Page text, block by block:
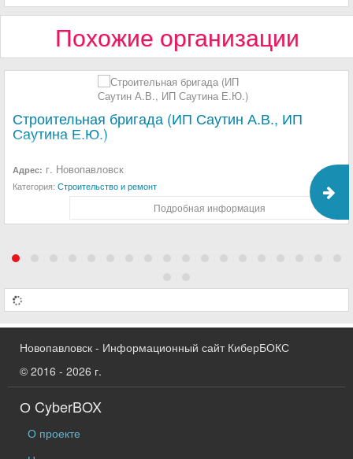
Похожие организации
Строительная бригада (ИП Саутин А.В., ИП
Саутина Е.Ю.)
Адрес: г. Новопавловск
Категория: Строительство и ремонт
Подробная информация
Новопавловск - Информационный сайт КиберБОКС
© 2016 - 2026 г.
О CyberBOX
О проекте